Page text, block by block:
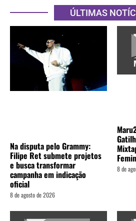
ÚLTIMAS
Na disputa pelo Grammy:
Filipe Ret submete projetos
e busca transformar
campanha em indicação
oficial
8 de agosto de 2026
8 de